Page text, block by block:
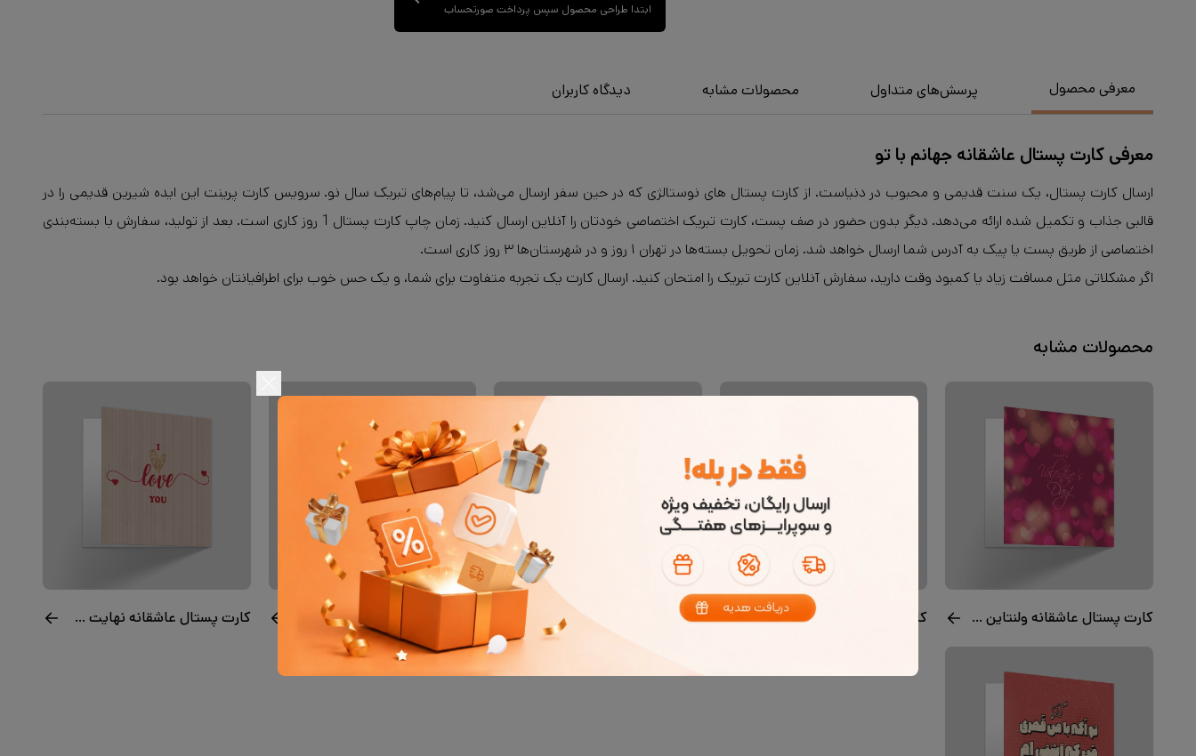
ابتدا طراحی محصول سپس پرداخت صورتحساب
معرفی محصول پرسش‌های متداول محصولات مشابه دیدگاه کاربران
معرفی کارت پستال عاشقانه جهانم با تو
ارسال کارت پستال، یک سنت قدیمی و محبوب در دنیاست. از کارت پستال های نوستالژی که در حین سفر ارسال می‌شد، تا پیام‌های تبریک سال نو. سرویس کارت پرینت این ایده شیرین قدیمی را در
قالبی جذاب و تکمیل شده ارائه می‌دهد. دیگر بدون حضور در صف پست، کارت تبریک اختصاصی خودتان را آنلاین ارسال کنید. زمان چاپ کارت پستال 1 روز کاری است. بعد از تولید، سفارش با بسته‌بندی
اختصاصی از طریق پست یا پیک به آدرس شما ارسال خواهد شد. زمان تحویل بسته‌ها در تهران ۱ روز و در شهرستان‌ها ۳ روز کاری است.
اگر مشکلاتی مثل مسافت زیاد یا کمبود وقت دارید، سفارش آنلاین کارت تبریک را امتحان کنید. ارسال کارت یک تجربه متفاوت برای شما، و یک حس خوب برای اطرافیانتان خواهد بود.
محصولات مشابه
کارت پستال عاشقانه ولنتاین رویایی کارت پستال عاشقانه هیچ شبی مث امشب نیست کارت پستال عاشقانه همیشه با هم کارت پستال عاشقانه نهایت عشق